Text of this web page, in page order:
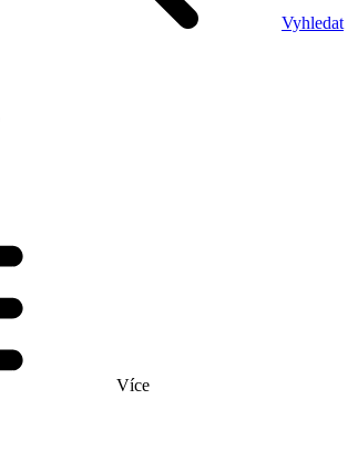
Vyhledat
Více